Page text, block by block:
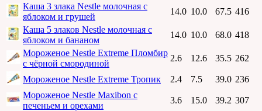
Каша 3 злака Nestle молочная с
яблоком и грушей
14.0 10.0 67.5 416
Каша 5 злаков Nestle молочная с
яблоком и бананом
14.0 10.0 68.0 418
Мороженое Nestle Extreme Пломбир
с чёрной смородиной
2.6 12.6 35.5 262
Мороженое Nestle Extreme Тропик 2.4 7.5 39.0 236
Мороженое Nestle Maxibon с
печеньем и орехами
3.6 15.0 39.2 307